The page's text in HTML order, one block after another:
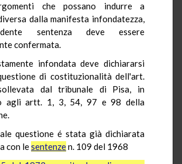
che possano indurre a
dalla manifesta infondatezza,
sentenza deve essere
confermata.
infondata deve dichiararsi
di costituzionalità dell'art.
dal tribunale di Pisa, in
agli artt. 1, 3, 54, 97 e 98 della
questione é stata già dichiarata
con lesentenzen. 109 del 1968